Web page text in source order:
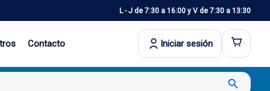
L - J de 7:30 a 16:00 y V de 7:30 a 13:30
Contacto Iniciar sesión
search